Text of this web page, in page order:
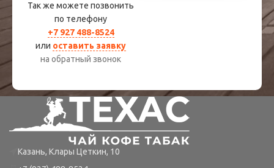
Так же можете позвонить
по телефону
+7 927 488-8524
или оставить заявку
на обратный звонок
Казань, Клары Цеткин, 10